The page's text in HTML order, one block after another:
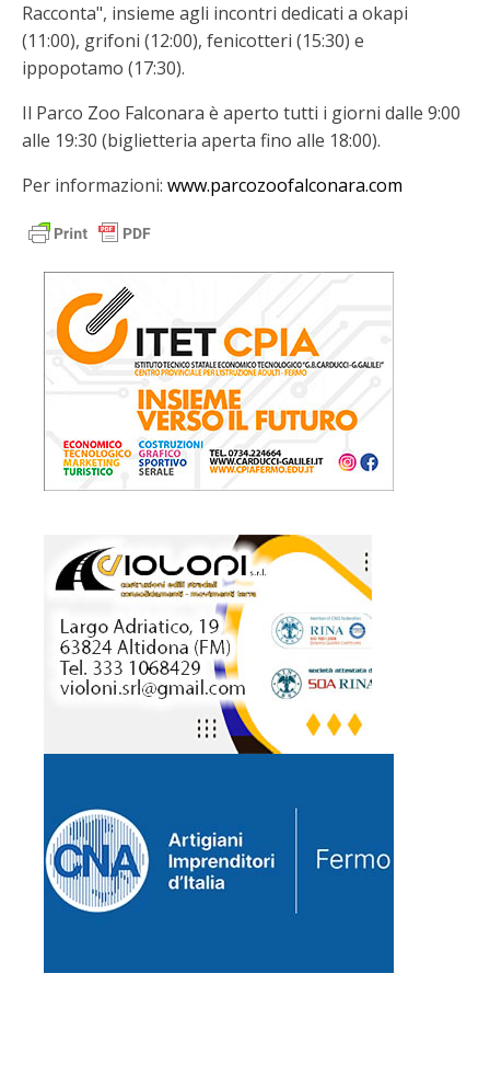
Racconta", insieme agli incontri dedicati a okapi
(11:00), grifoni (12:00), fenicotteri (15:30) e
ippopotamo (17:30).
Il Parco Zoo Falconara è aperto tutti i giorni dalle 9:00
alle 19:30 (biglietteria aperta fino alle 18:00).
Per informazioni: www.parcozoofalconara.com